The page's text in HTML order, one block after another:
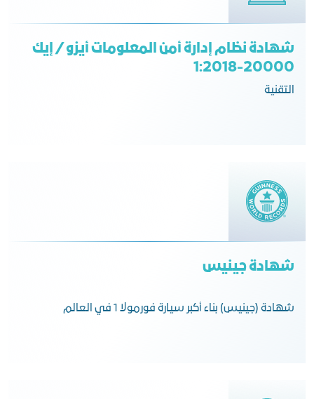
شهادة نظام إدارة أمن المعلومات أيزو / إيك
20000-1:2018
التقنية
شهادة جينيس
شهادة (جينيس) بناء أكبر سيارة فورمولا 1 في العالم